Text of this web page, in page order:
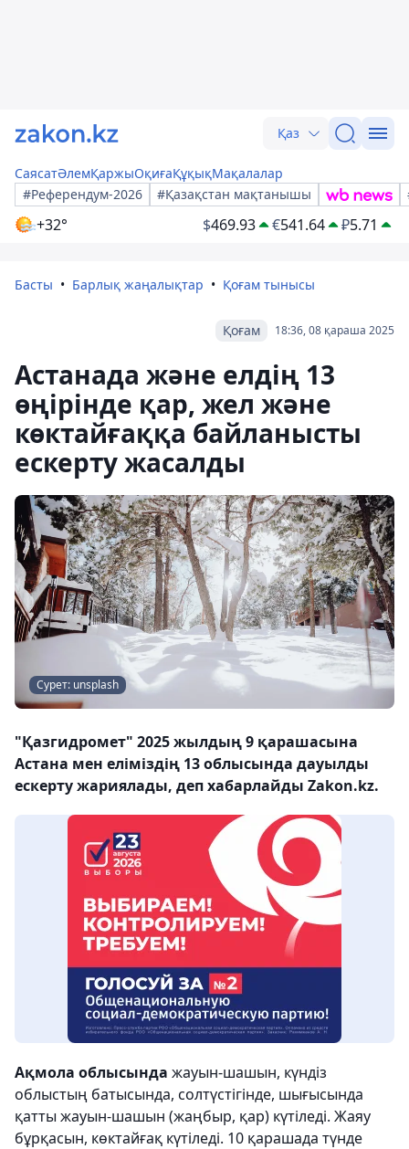
Қаз
СаясатӘлемҚаржыОқиғаҚұқықМақалалар
#Референдум-2026
#Қазақстан мақтанышы
+32° $469.93 €541.64 ₽5.71
Басты Барлық жаңалықтар Қоғам тынысы
18:36, 08 қараша 2025
Қоғам
Астанада және елдің 13
өңірінде қар, жел және
көктайғаққа байланысты
ескерту жасалды
Сурет: unsplash
"Қазгидромет" 2025 жылдың 9 қарашасына
Астана мен еліміздің 13 облысында дауылды
ескерту жариялады, деп хабарлайды Zakon.kz.
Ақмола облысында жауын-шашын, күндіз
облыстың батысында, солтүстігінде, шығысында
қатты жауын-шашын (жаңбыр, қар) күтіледі. Жаяу
бұрқасын, көктайғақ күтіледі. 10 қарашада түнде